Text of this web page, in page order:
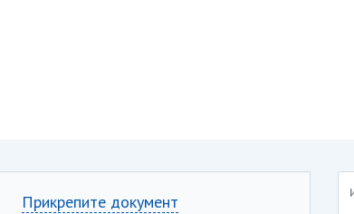
Прикрепите документ